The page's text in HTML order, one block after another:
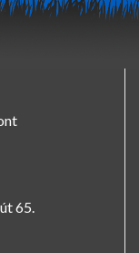
65.